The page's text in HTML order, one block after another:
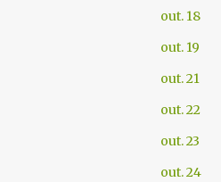
out. 18
out. 19
out. 21
out. 22
out. 23
out. 24